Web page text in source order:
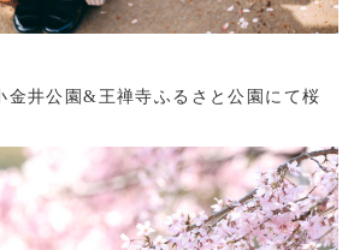
金井公園&王禅寺ふるさと公園にて桜